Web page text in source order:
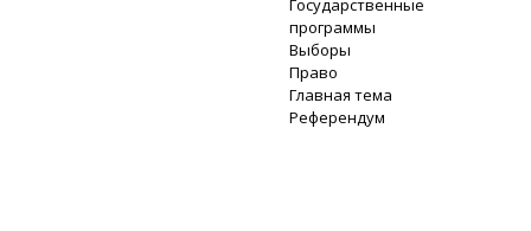
Государственные
программы
Выборы
Право
Главная тема
Референдум